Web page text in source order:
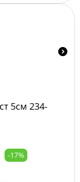
5см 234-
-17%